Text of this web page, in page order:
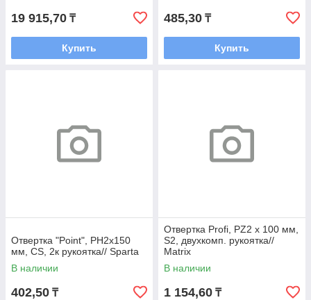
19 915,70 ₸
Купить
485,30 ₸
Купить
Отвертка "Point", PH2х150
мм, CS, 2к рукоятка// Sparta
В наличии
402,50 ₸
Отвертка Profi, PZ2 x 100 мм,
S2, двухкомп. рукоятка//
Matrix
В наличии
1 154,60 ₸